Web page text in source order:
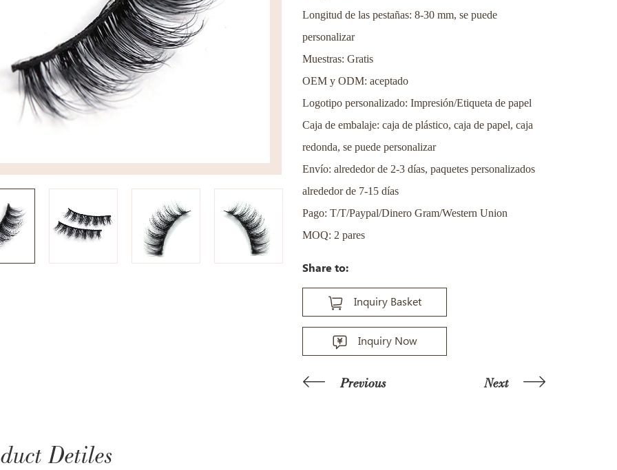
Longitud de las pestañas: 8-30 mm, se puede
personalizar
Muestras: Gratis
OEM y ODM: aceptado
Logotipo personalizado: Impresión/Etiqueta de papel
Caja de embalaje: caja de plástico, caja de papel, caja
redonda, se puede personalizar
Envío: alrededor de 2-3 días, paquetes personalizados
alrededor de 7-15 días
Pago: T/T/Paypal/Dinero Gram/Western Union
MOQ: 2 pares
Share to:
Inquiry Basket
Inquiry Now
Previous Next
Detiles